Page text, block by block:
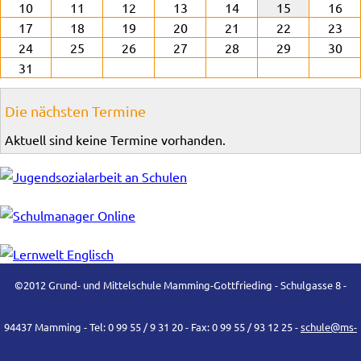
10
11 12 13 14 15
16
17
18 19 20 21 22
23
24
25 26 27 28 29
30
31
Die nächsten Termine
Aktuell sind keine Termine vorhanden.
©2012 Grund- und Mittelschule Mamming-Gottfrieding - Schulgasse 8 -
94437 Mamming - Tel: 0 99 55 / 9 31 20 - Fax: 0 99 55 / 93 12 25 -schule@ms-